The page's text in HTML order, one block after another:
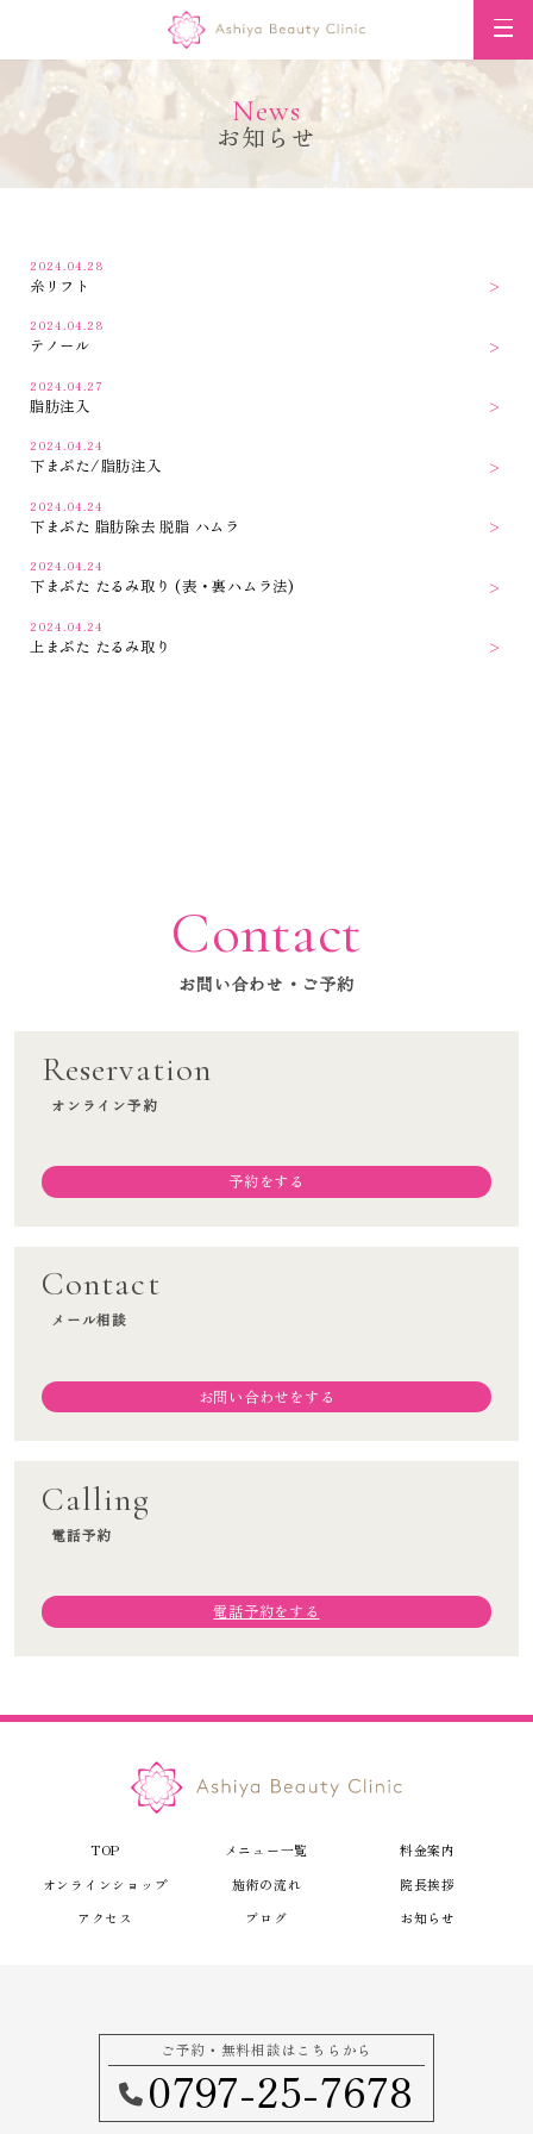
院長挨拶
電話予約0797-25-7678
News
お知らせ
2024.04.28
糸リフト
2024.04.28
テノール
2024.04.27
脂肪注入
2024.04.24
下まぶた/脂肪注入
2024.04.24
下まぶた 脂肪除去 脱脂 ハムラ
2024.04.24
下まぶた たるみ取り (表・裏ハムラ法)
2024.04.24
上まぶた たるみ取り
Contact
お問い合わせ・ご予約
Reservation
オンライン予約
予約をする
Contact
メール相談
お問い合わせをする
Calling
電話予約
電話予約をする
TOP メニュー一覧
料金案内
オンラインショップ
施術の流れ
院長挨拶
アクセス
ブログ お知らせ
ご予約・無料相談はこちらから
0797-25-7678